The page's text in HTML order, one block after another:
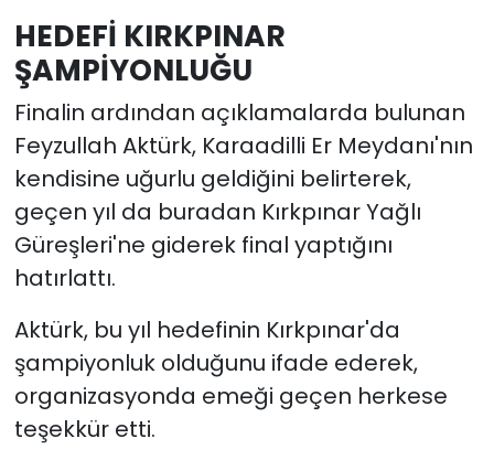
HEDEFİ KIRKPINAR
ŞAMPİYONLUĞU
Finalin ardından açıklamalarda bulunan
Feyzullah Aktürk, Karaadilli Er Meydanı'nın
kendisine uğurlu geldiğini belirterek,
geçen yıl da buradan Kırkpınar Yağlı
Güreşleri'ne giderek final yaptığını
hatırlattı.
Aktürk, bu yıl hedefinin Kırkpınar'da
şampiyonluk olduğunu ifade ederek,
organizasyonda emeği geçen herkese
teşekkür etti.